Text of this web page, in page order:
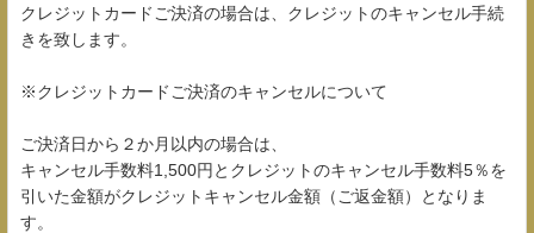
クレジットカードご決済の場合は、クレジットのキャンセル手続
きを致します。
※クレジットカードご決済のキャンセルについて
ご決済日から２か月以内の場合は、
キャンセル手数料1,500円とクレジットのキャンセル手数料5％を
引いた金額がクレジットキャンセル金額（ご返金額）となりま
す。